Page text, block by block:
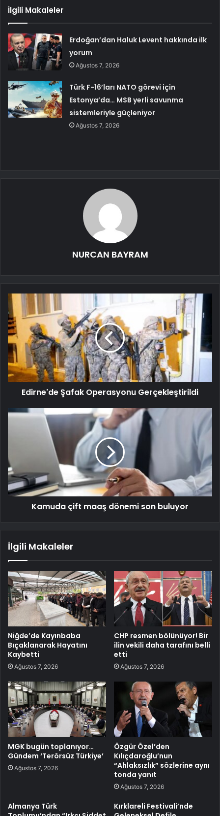
İlgili Makaleler
Erdoğan’dan Haluk Levent hakkında ilk
yorum
Ağustos 7, 2026
Türk F-16’ları NATO görevi için
Estonya’da… MSB yerli savunma
sistemleriyle güçleniyor
Ağustos 7, 2026
NURCAN BAYRAM
Edirne'de Şafak Operasyonu Gerçekleştirildi
Kamuda çift maaş dönemi son buluyor
İlgili Makaleler
Niğde’de Kayınbaba
Bıçaklanarak Hayatını
Kaybetti
Ağustos 7, 2026
CHP resmen bölünüyor! Bir
ilin vekili daha tarafını belli
etti
Ağustos 7, 2026
MGK bugün toplanıyor…
Gündem ‘Terörsüz Türkiye’
Ağustos 7, 2026
Özgür Özel’den
Kılıçdaroğlu’nun
“Ahlaksızlık” sözlerine aynı
tonda yanıt
Ağustos 7, 2026
Almanya Türk
Kırklareli Festivali’nde